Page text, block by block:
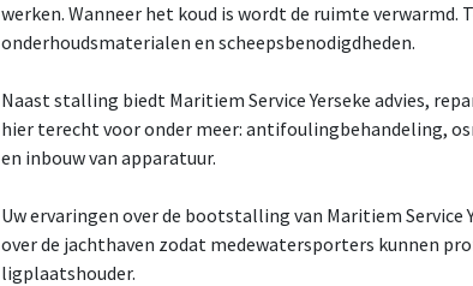
werken. Wanneer het koud is wordt de ruimte verwarmd.
onderhoudsmaterialen en scheepsbenodigdheden.
Naast stalling biedt Maritiem Service Yerseke advies,
hier terecht voor onder meer: antifoulingbehandeling,
en inbouw van apparatuur.
Uw ervaringen over de bootstalling van Maritiem Service
over de jachthaven zodat medewatersporters kunnen
ligplaatshouder.